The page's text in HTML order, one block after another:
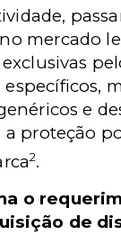
mercado
e
proteção
2.
o
de